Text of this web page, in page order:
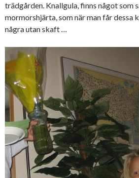
trädgården. Knallgula, finns något som
mormorshjärta, som när man får dessa
några utan skaft …